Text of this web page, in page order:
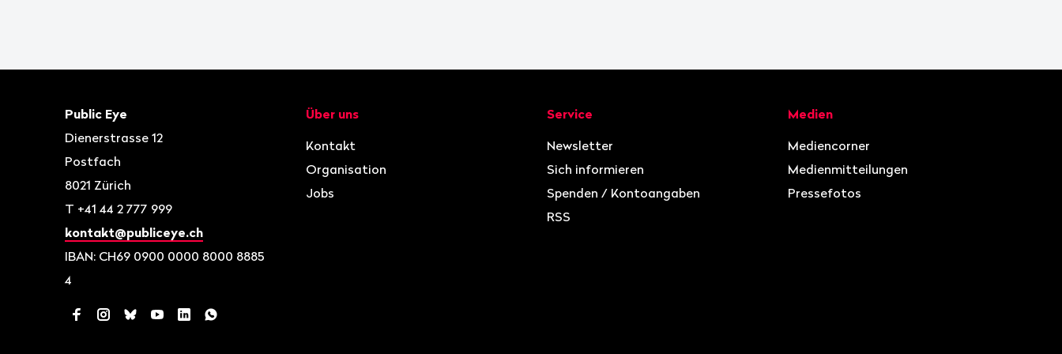
Kontakt
Public Eye
Dienerstrasse 12
Postfach
8021 Zürich
T +41 44 2 777 999
kontakt@publiceye.ch
IBAN: CH69 0900 0000 8000 8885
4
FacebookInstagram
BlueskyYouTubeLinkedInWhatsApp
Navigation
Über uns
Kontakt
Organisation
Jobs
Service
Newsletter
Sich informieren
Spenden / Kontoangaben
RSS
Medien
Mediencorner
Medienmitteilungen
Pressefotos